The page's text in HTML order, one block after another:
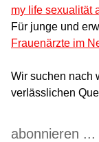
my life sexualität
Für junge und
Frauenärzte im
Wir suchen nach
verlässlichen
abonnieren ...